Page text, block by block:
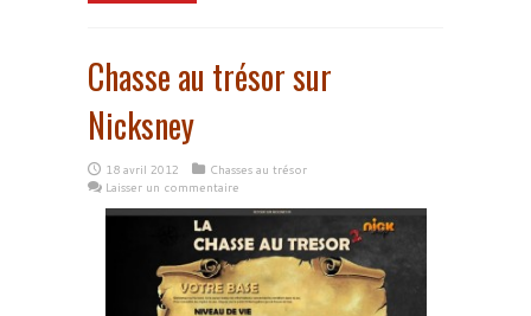
Chasse au trésor sur
Nicksney
18 avril 2012
Chasses au trésor
Laisser un commentaire